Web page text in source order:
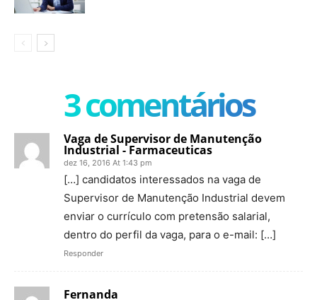
3 comentários
Vaga de Supervisor de Manutenção
Industrial - Farmaceuticas
dez 16, 2016 At 1:43 pm
[…] candidatos interessados na vaga de
Supervisor de Manutenção Industrial devem
enviar o currículo com pretensão salarial,
dentro do perfil da vaga, para o e-mail: […]
Responder
Fernanda